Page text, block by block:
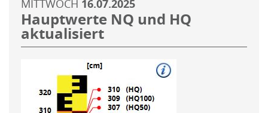
MITTWOCH 16.07.2025
Hauptwerte NQ und HQ
aktualisiert